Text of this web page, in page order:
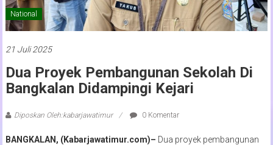
National
21 Juli 2025
Dua Proyek Pembangunan Sekolah Di
Bangkalan Didampingi Kejari
Diposkan Oleh:kabarjawatimur 0 Komentar
BANGKALAN, (Kabarjawatimur.com)– Dua proyek pembangunan